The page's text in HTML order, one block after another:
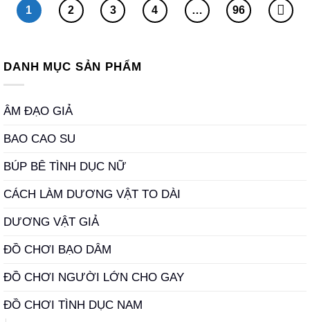
490.000 ₫.
1 2 3 4 … 96
DANH MỤC SẢN PHẨM
ÂM ĐẠO GIẢ
BAO CAO SU
BÚP BÊ TÌNH DỤC NỮ
CÁCH LÀM DƯƠNG VẬT TO DÀI
DƯƠNG VẬT GIẢ
ĐỒ CHƠI BẠO DÂM
ĐỒ CHƠI NGƯỜI LỚN CHO GAY
ĐỒ CHƠI TÌNH DỤC NAM